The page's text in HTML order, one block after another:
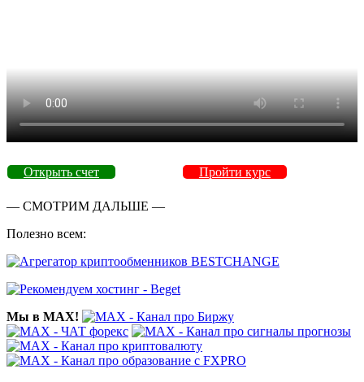
Открыть счет Пройти курс
— СМОТРИМ ДАЛЬШЕ —
Полезно всем:
Мы в MAX!